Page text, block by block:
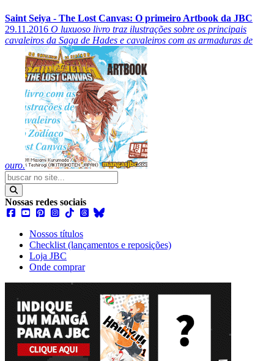
Saint Seiya - The Lost Canvas: O primeiro Artbook da JBC
29.11.2016 O luxuoso livro traz ilustrações sobre os principais
cavaleiros da Saga de Hades e cavaleiros com as armaduras de
ouro.
Nossas redes sociais
Nossos títulos
Checklist (lançamentos e reposições)
Loja JBC
Onde comprar